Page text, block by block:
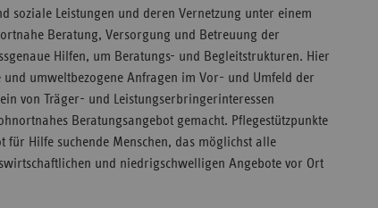
soziale Leistungen und deren Vernetzung unter einem
Beratung, Versorgung und Betreuung der
Hilfen, um Beratungs- und Begleitstrukturen. Hier
umweltbezogene Anfragen im Vor- und Umfeld der
von Träger- und Leistungserbringerinteressen
Beratungsangebot gemacht. Pflegestützpunkte
für Hilfe suchende Menschen, das möglichst alle
und niedrigschwelligen Angebote vor Ort